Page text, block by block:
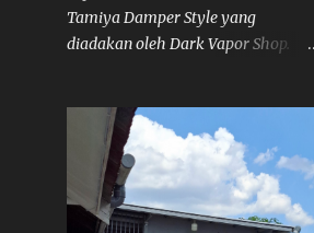
September
Juni
Mei
1
April
2
Tamiya Damper Style yang
diadakan oleh Dark Vapor Shop.
(IDC). Suasana Lomba pada Hari
Sabtu 1 Agustus 2026 Nggak ada
planning khusus sebenarnya untuk
ikut event ini, karena waktunya
cukup mepet dengan event